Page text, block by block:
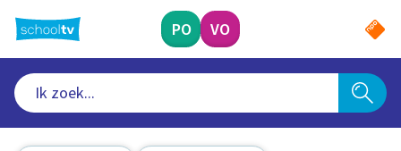
naar
hoofdinhoud
PO VO